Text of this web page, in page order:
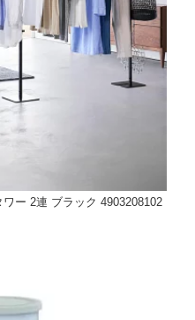
ー 2連 ブラック 4903208102